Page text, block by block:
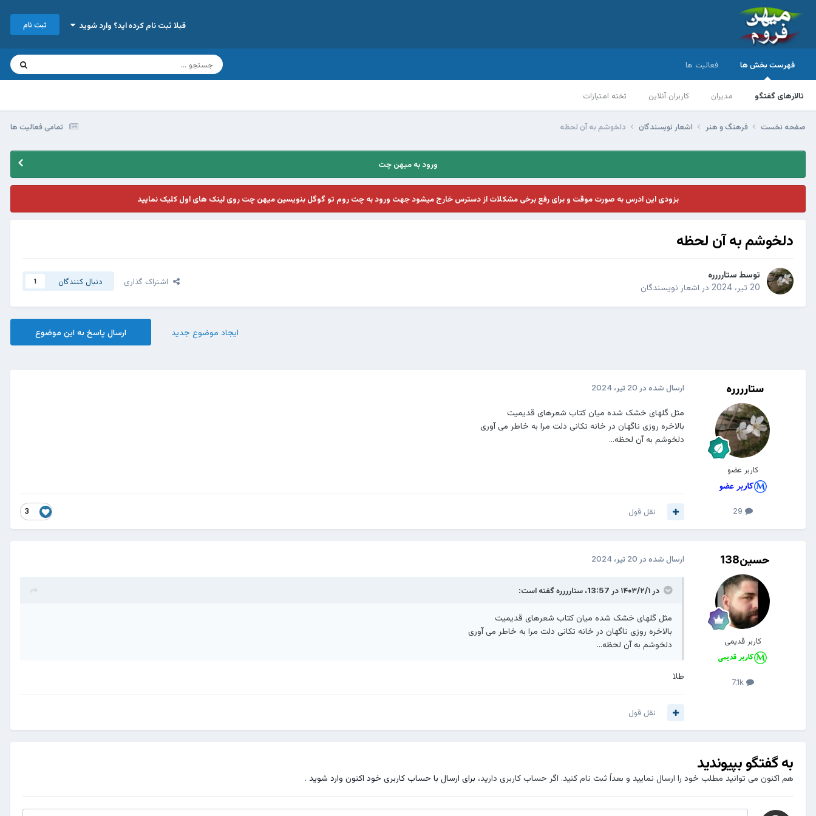
قبلا ثبت نام کرده اید؟ وارد شوید ثبت نام
فهرست بخش ها
تالارهای گفتگو مدیران کاربران آنلاین تخته امتیازات
فعالیت ها
تمامی فعالیت ها صفحه نخست فرهنگ و هنر اشعار نویسندگان دلخوشم به آن لحظه
ورود به میهن چت
بزودی این ادرس به صورت موقت و برای رفع برخی مشکلات از دسترس خارج میشود جهت ورود به چت روم تو گوگل بنویسین میهن چت روی لینک های اول کلیک نمایید
دلخوشم به آن لحظه
توسط ستارررره
20 تیر، 2024
در اشعار نویسندگان
اشتراک گذاری دنبال کنندگان 1
ارسال پاسخ به این موضوع ایجاد موضوع جدید
ستارررره
کاربر عضو
ارسال شده در 20 تیر، 2024
مثل گلهای خشک شده میان کتاب شعرهای قدیمیت
بالاخره روزی ناگهان در خانه تکانی دلت مرا به خاطر می آوری
دلخوشم به آن لحظه...
3 نقل قول
حسین138
کاربر قدیمی
7.1k
ارسال شده در 20 تیر، 2024
در ۱۴۰۳/۲/۱ در 13:57، ستارررره گفته است:
مثل گلهای خشک شده میان کتاب شعرهای قدیمیت
بالاخره روزی ناگهان در خانه تکانی دلت مرا به خاطر می آوری
دلخوشم به آن لحظه...
طلا
نقل قول
به گفتگو بپیوندید
هم اکنون می توانید مطلب خود را ارسال نمایید و بعداً ثبت نام کنید. اگر حساب کاربری دارید، برای ارسال با حساب کاربری خود اکنون وارد شوید .